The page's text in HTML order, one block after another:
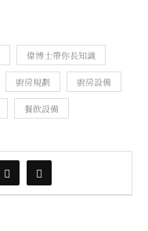
偉博士帶你長知識
廚房規劃 廚房設備
餐飲設備